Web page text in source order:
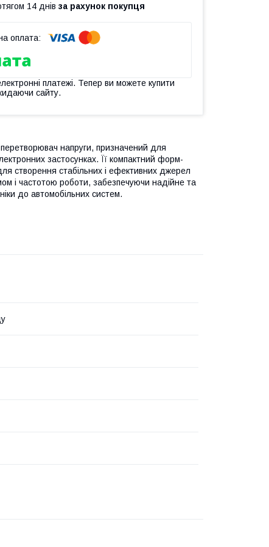
14 днів за рахунок покупця
платежі. Тепер ви можете купити
сайту.
напруги, призначений для
застосунках. Її компактний форм-
створення стабільних і ефективних джерел
і частотою роботи, забезпечуючи надійне та
до автомобільних систем.